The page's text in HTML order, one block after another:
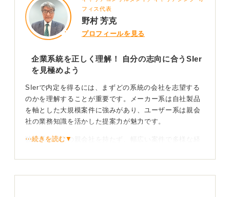
フィス代表
野村 芳克
プロフィールを見る
企業系統を正しく理解！ 自分の志向に合うSIer
を見極めよう
SIerで内定を得るには、まずどの系統の会社を志望する
のかを理解することが重要です。メーカー系は自社製品
を軸とした大規模案件に強みがあり、ユーザー系は親会
社の業務知識を活かした提案力が魅力です。
独立系は特定の親会社を持たず、幅広い案件で多様な経
⋯続きを読む▼